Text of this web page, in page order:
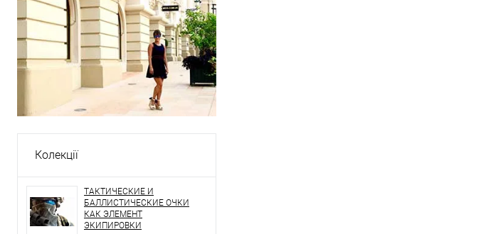
Колекції
ТАКТИЧЕСКИЕ И
БАЛЛИСТИЧЕСКИЕ ОЧКИ
КАК ЭЛЕМЕНТ
ЭКИПИРОВКИ